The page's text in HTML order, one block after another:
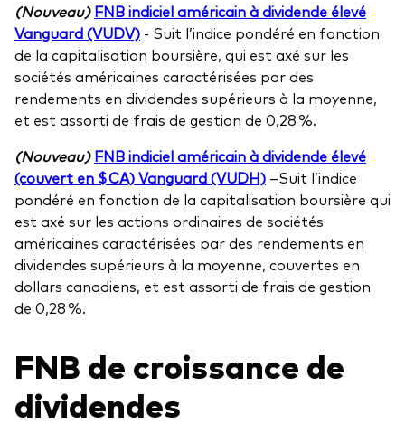
(Nouveau) FNB indiciel américain à dividende élevé
Vanguard (VUDV) - Suit l’indice pondéré en fonction
de la capitalisation boursière, qui est axé sur les
sociétés américaines caractérisées par des
rendements en dividendes supérieurs à la moyenne,
et est assorti de frais de gestion de 0,28 %.
(Nouveau) FNB indiciel américain à dividende élevé
(couvert en $ CA) Vanguard (VUDH) –Suit l’indice
pondéré en fonction de la capitalisation boursière qui
est axé sur les actions ordinaires de sociétés
américaines caractérisées par des rendements en
dividendes supérieurs à la moyenne, couvertes en
dollars canadiens, et est assorti de frais de gestion
de 0,28 %.
FNB de croissance de
dividendes